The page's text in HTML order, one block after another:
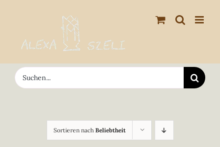
springen
Suche
nach:
Sortieren nach Beliebtheit